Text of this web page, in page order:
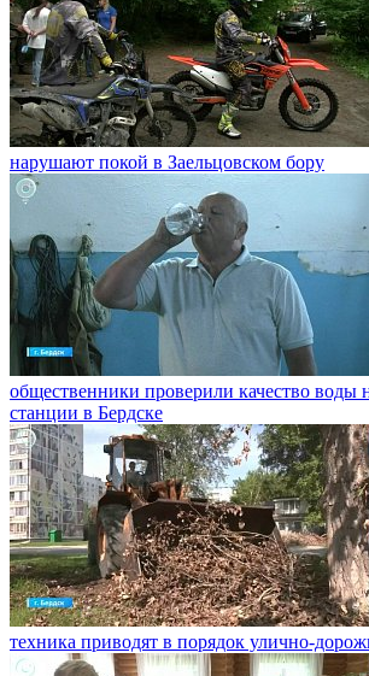
нарушают покой в Заельцовском бору
общественники проверили качество воды
станции в Бердске
техника приводят в порядок